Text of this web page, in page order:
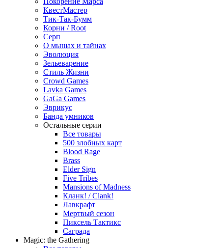
КвестМастер
Тик-Так-Бумм
Корни / Root
Серп
О мышах и тайнах
Эволюция
Зельеварение
Стиль Жизни
Crowd Games
Lavka Games
GaGa Games
Эврикус
Банда умников
Остальные серии
Все товары
500 злобных карт
Blood Rage
Brass
Elder Sign
Five Tribes
Mansions of Madness
Кланк! / Clank!
Лавкрафт
Мертвый сезон
Пиксель Тактикс
Саграда
Magic: the Gathering